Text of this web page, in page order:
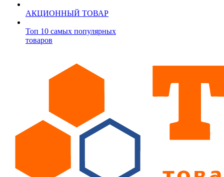
АКЦИОННЫЙ ТОВАР
Топ 10 самых популярных
товаров